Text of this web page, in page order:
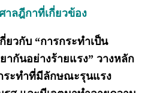
าลฎีกาที่เกี่ยวข้อง
วกับ “การกระทำเป็น
กันอย่างร้ายแรง” วางหลัก
ระทำที่มีลักษณะรุนแรง